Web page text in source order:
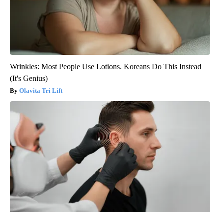
Wrinkles: Most People Use Lotions. Koreans Do This Instead
(It's Genius)
Olavita Tri Lift